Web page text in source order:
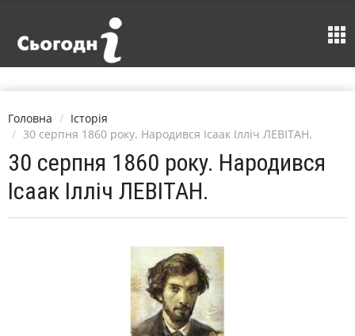
Головна
Історія
30 серпня 1860 року. Народився Ісаак Ілліч ЛЕВІТАН.
30 серпня 1860 року. Народився
Ісаак Ілліч ЛЕВІТАН.